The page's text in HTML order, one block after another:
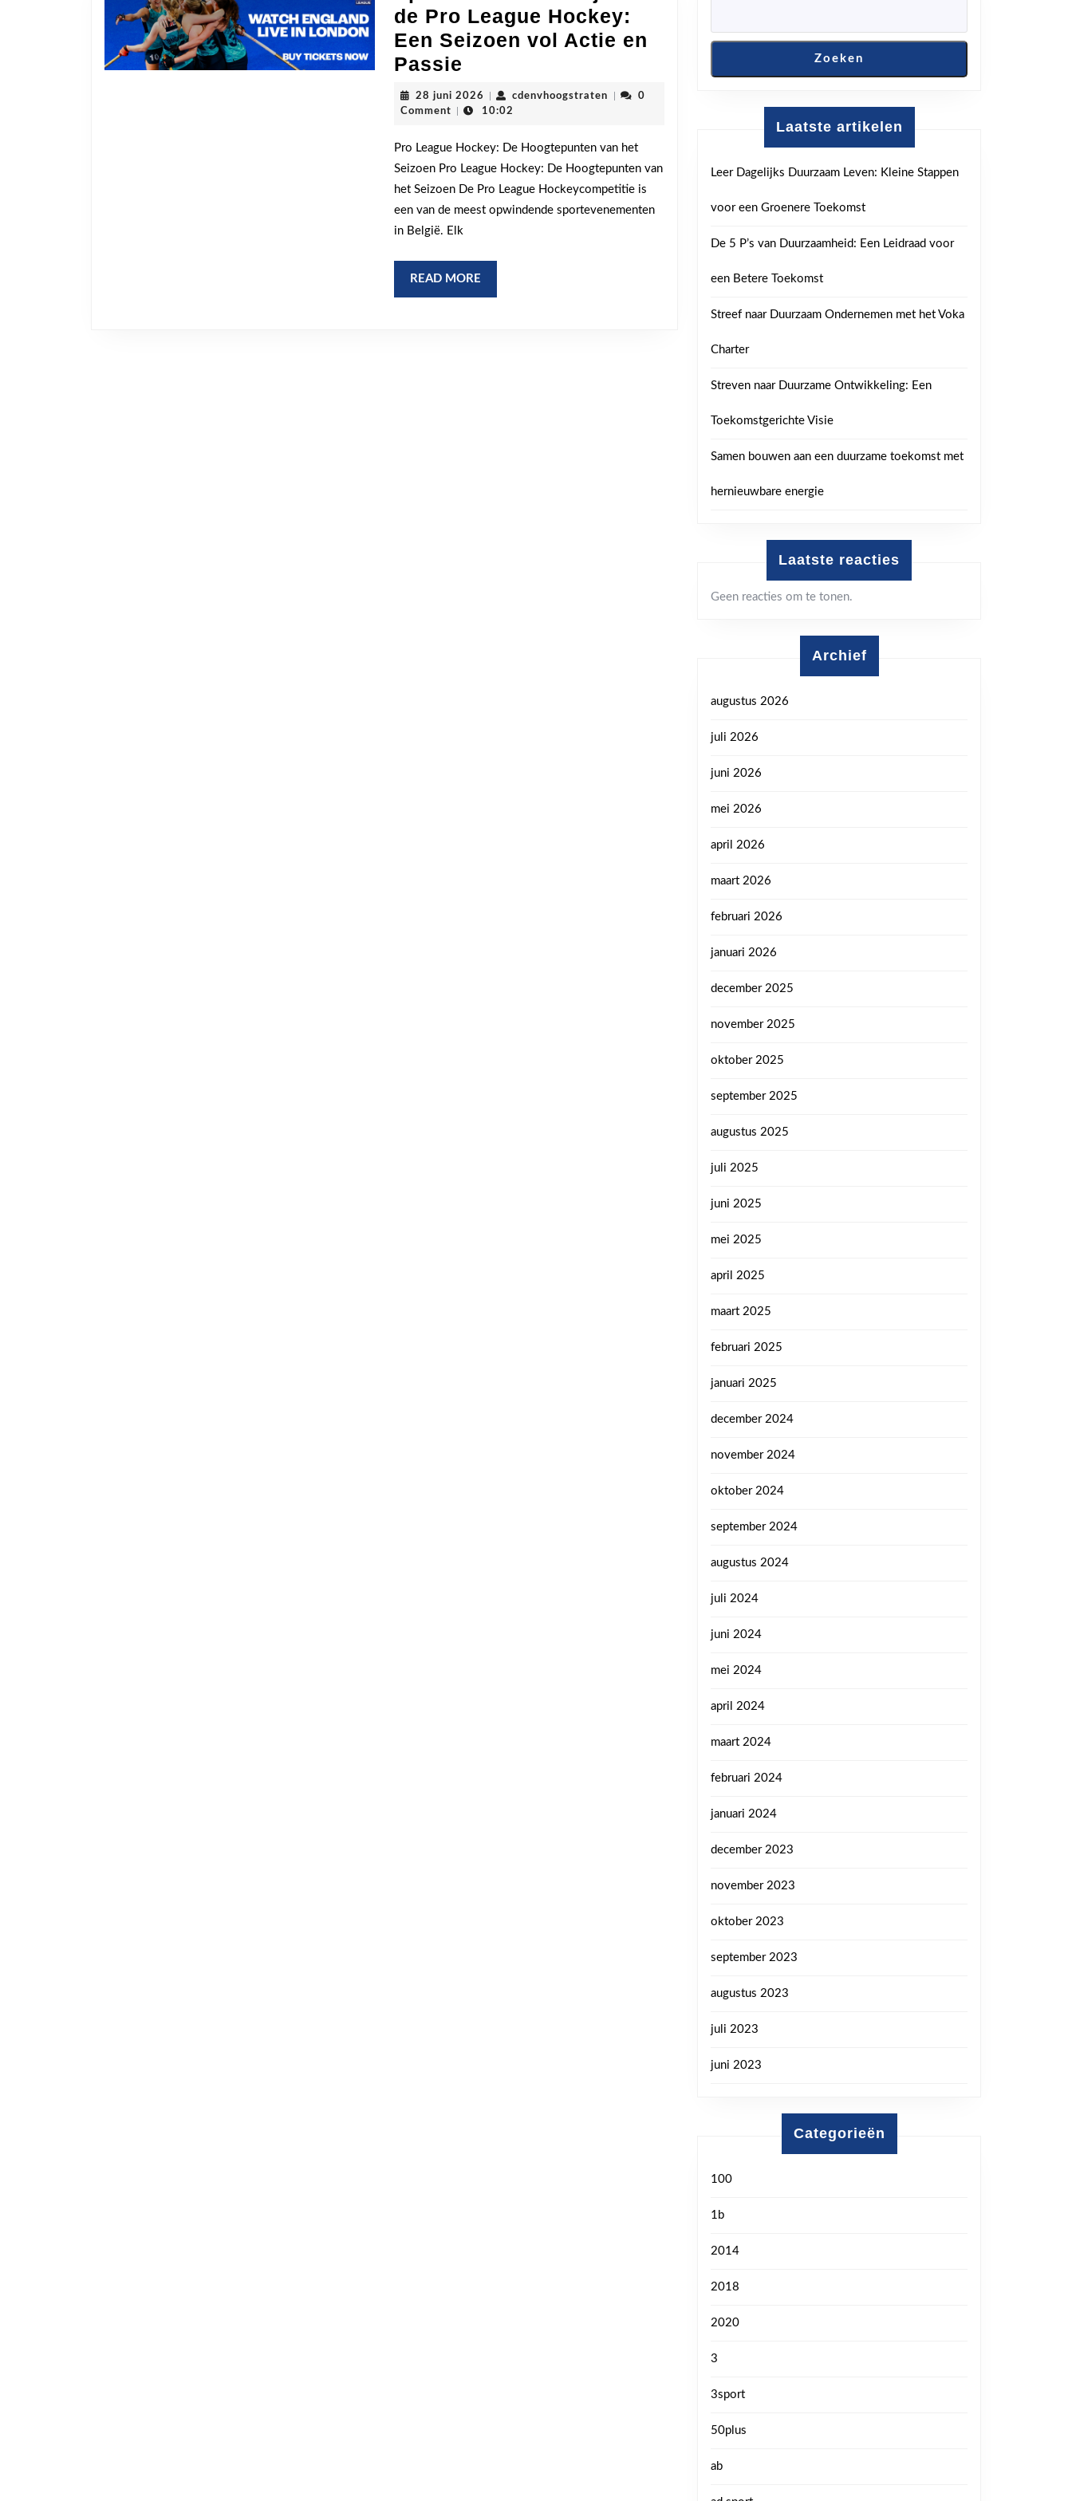
de Pro League Hockey:
Een Seizoen vol Actie en
Passie
Wedstrijden
in
Pro
League
Hockey:
Een
vol
Actie
28 juni 2026 28
juni
cdenvhoogstraten cdenvhoogstraten
0
Comment
10:02
Pro League Hockey: De Hoogtepunten van het
Seizoen Pro League Hockey: De Hoogtepunten van
het Seizoen De Pro League Hockeycompetitie is
een van de meest opwindende sportevenementen
in België. Elk
READ MORE
MORE
Zoeken
Laatste artikelen
Leer Dagelijks Duurzaam Leven: Kleine Stappen
voor een Groenere Toekomst
De 5 P’s van Duurzaamheid: Een Leidraad voor
een Betere Toekomst
Streef naar Duurzaam Ondernemen met het Voka
Charter
Streven naar Duurzame Ontwikkeling: Een
Toekomstgerichte Visie
Samen bouwen aan een duurzame toekomst met
hernieuwbare energie
Laatste reacties
Geen reacties om te tonen.
Archief
augustus 2026
juli 2026
juni 2026
mei 2026
april 2026
maart 2026
februari 2026
januari 2026
december 2025
november 2025
oktober 2025
september 2025
augustus 2025
juli 2025
juni 2025
mei 2025
april 2025
maart 2025
februari 2025
januari 2025
december 2024
november 2024
oktober 2024
september 2024
augustus 2024
juli 2024
juni 2024
mei 2024
april 2024
maart 2024
februari 2024
januari 2024
december 2023
november 2023
oktober 2023
september 2023
augustus 2023
juli 2023
juni 2023
Categorieën
100
1b
2014
2018
2020
3
3sport
50plus
ab